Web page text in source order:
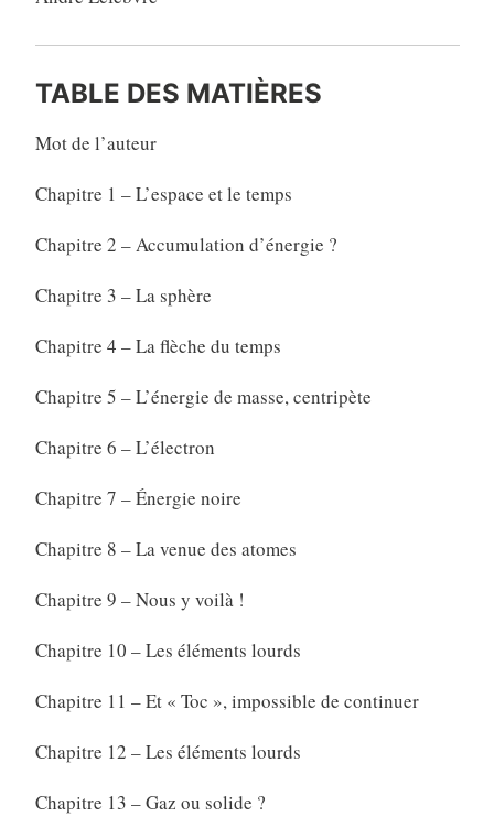
TABLE DES MATIÈRES
Mot de l’auteur
Chapitre 1 – L’espace et le temps
Chapitre 2 – Accumulation d’énergie ?
Chapitre 3 – La sphère
Chapitre 4 – La flèche du temps
Chapitre 5 – L’énergie de masse, centripète
Chapitre 6 – L’électron
Chapitre 7 – Énergie noire
Chapitre 8 – La venue des atomes
Chapitre 9 – Nous y voilà !
Chapitre 10 – Les éléments lourds
Chapitre 11 – Et « Toc », impossible de continuer
Chapitre 12 – Les éléments lourds
Chapitre 13 – Gaz ou solide ?